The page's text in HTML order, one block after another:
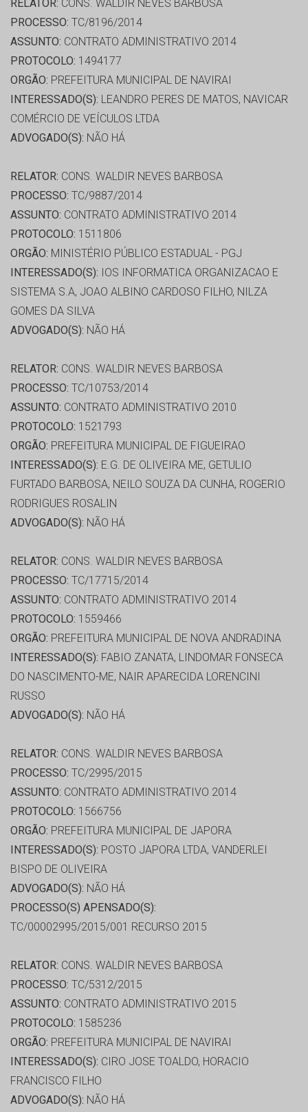
RELATOR: CONS. WALDIR NEVES BARBOSA
PROCESSO: TC/8196/2014
ASSUNTO: CONTRATO ADMINISTRATIVO 2014
PROTOCOLO: 1494177
ORGÃO: PREFEITURA MUNICIPAL DE NAVIRAI
INTERESSADO(S): LEANDRO PERES DE MATOS, NAVICAR
COMÉRCIO DE VEÍCULOS LTDA
ADVOGADO(S): NÃO HÁ
RELATOR: CONS. WALDIR NEVES BARBOSA
PROCESSO: TC/9887/2014
ASSUNTO: CONTRATO ADMINISTRATIVO 2014
PROTOCOLO: 1511806
ORGÃO: MINISTÉRIO PÚBLICO ESTADUAL - PGJ
INTERESSADO(S): IOS INFORMATICA ORGANIZACAO E
SISTEMA S.A, JOAO ALBINO CARDOSO FILHO, NILZA
GOMES DA SILVA
ADVOGADO(S): NÃO HÁ
RELATOR: CONS. WALDIR NEVES BARBOSA
PROCESSO: TC/10753/2014
ASSUNTO: CONTRATO ADMINISTRATIVO 2010
PROTOCOLO: 1521793
ORGÃO: PREFEITURA MUNICIPAL DE FIGUEIRAO
INTERESSADO(S): E.G. DE OLIVEIRA ME, GETULIO
FURTADO BARBOSA, NEILO SOUZA DA CUNHA, ROGERIO
RODRIGUES ROSALIN
ADVOGADO(S): NÃO HÁ
RELATOR: CONS. WALDIR NEVES BARBOSA
PROCESSO: TC/17715/2014
ASSUNTO: CONTRATO ADMINISTRATIVO 2014
PROTOCOLO: 1559466
ORGÃO: PREFEITURA MUNICIPAL DE NOVA ANDRADINA
INTERESSADO(S): FABIO ZANATA, LINDOMAR FONSECA
DO NASCIMENTO-ME, NAIR APARECIDA LORENCINI
RUSSO
ADVOGADO(S): NÃO HÁ
RELATOR: CONS. WALDIR NEVES BARBOSA
PROCESSO: TC/2995/2015
ASSUNTO: CONTRATO ADMINISTRATIVO 2014
PROTOCOLO: 1566756
ORGÃO: PREFEITURA MUNICIPAL DE JAPORA
INTERESSADO(S): POSTO JAPORA LTDA, VANDERLEI
BISPO DE OLIVEIRA
ADVOGADO(S): NÃO HÁ
PROCESSO(S) APENSADO(S):
TC/00002995/2015/001 RECURSO 2015
RELATOR: CONS. WALDIR NEVES BARBOSA
PROCESSO: TC/5312/2015
ASSUNTO: CONTRATO ADMINISTRATIVO 2015
PROTOCOLO: 1585236
ORGÃO: PREFEITURA MUNICIPAL DE NAVIRAI
INTERESSADO(S): CIRO JOSE TOALDO, HORACIO
FRANCISCO FILHO
ADVOGADO(S): NÃO HÁ